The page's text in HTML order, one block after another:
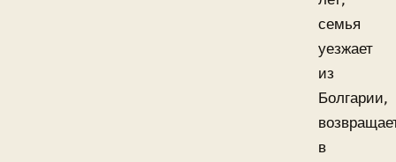
семья
уезжает
из
Болгарии,
в